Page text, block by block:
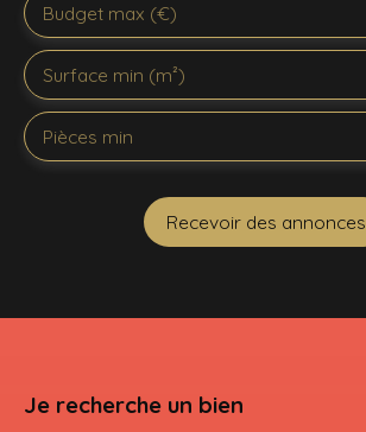
Budget max (€)
Surface min (m²)
Pièces min
Recevoir des annonces
Je recherche un bien